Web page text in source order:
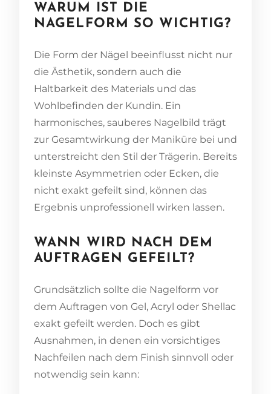
WARUM IST DIE
NAGELFORM SO WICHTIG?
Die Form der Nägel beeinflusst nicht nur
die Ästhetik, sondern auch die
Haltbarkeit des Materials und das
Wohlbefinden der Kundin. Ein
harmonisches, sauberes Nagelbild trägt
zur Gesamtwirkung der Maniküre bei und
unterstreicht den Stil der Trägerin. Bereits
kleinste Asymmetrien oder Ecken, die
nicht exakt gefeilt sind, können das
Ergebnis unprofessionell wirken lassen.
WANN WIRD NACH DEM
AUFTRAGEN GEFEILT?
Grundsätzlich sollte die Nagelform vor
dem Auftragen von Gel, Acryl oder Shellac
exakt gefeilt werden. Doch es gibt
Ausnahmen, in denen ein vorsichtiges
Nachfeilen nach dem Finish sinnvoll oder
notwendig sein kann: